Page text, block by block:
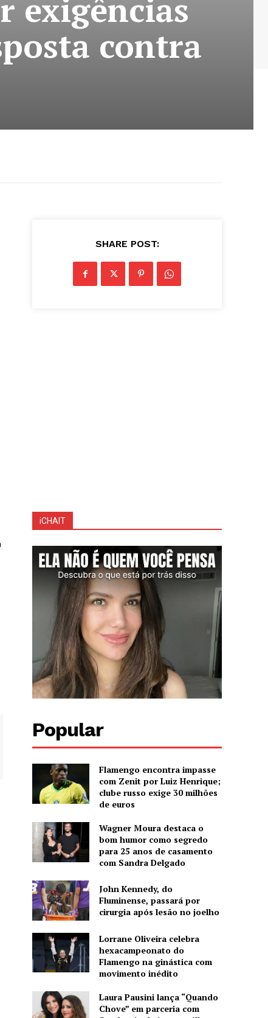
exigências
contra
SHARE POST:
iCHAIT
Popular
Flamengo encontra impasse
com Zenit por Luiz Henrique;
clube russo exige 30 milhões
de euros
Wagner Moura destaca o
bom humor como segredo
para 25 anos de casamento
com Sandra Delgado
John Kennedy, do
Fluminense, passará por
cirurgia após lesão no joelho
Lorrane Oliveira celebra
hexacampeonato do
Flamengo na ginástica com
movimento inédito
Laura Pausini lança “Quando
Chove” em parceria com